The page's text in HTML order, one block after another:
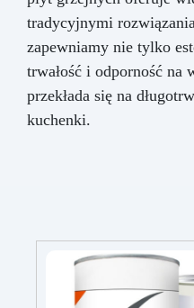
tradycyjnymi
zapewniamy nie tylko
trwałość i odporność na
przekłada się na
kuchenki.